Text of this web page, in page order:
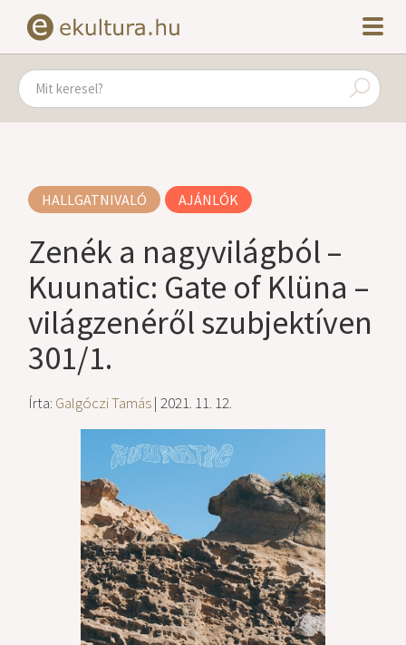
HALLGATNIVALÓ AJÁNLÓK
Zenék a nagyvilágból –
Kuunatic: Gate of Klüna –
világzenéről szubjektíven
301/1.
Írta: Galgóczi Tamás| 2021. 11. 12.